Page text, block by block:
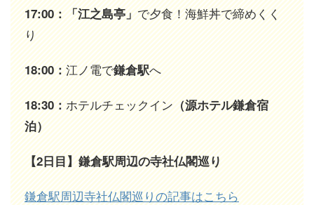
17:00：「江之島亭」で夕食！海鮮丼で締めくく
り
18:00：江ノ電で鎌倉駅へ
18:30：ホテルチェックイン（源ホテル鎌倉宿
泊）
【2日目】鎌倉駅周辺の寺社仏閣巡り
鎌倉駅周辺寺社仏閣巡りの記事はこちら